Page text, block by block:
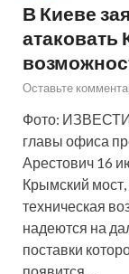
В Киеве
Оставьте
Фото:
главы офиса
Арестович 16
Крымский мост,
техническая
надеются на
поставки